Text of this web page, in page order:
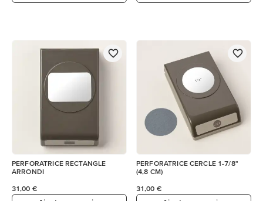
PERFORATRICE RECTANGLE
ARRONDI
31,00 €
PERFORATRICE CERCLE 1-7/8"
(4,8 CM)
31,00 €